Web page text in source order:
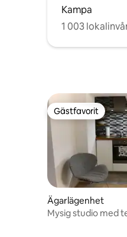
Kampa
1 003
Gästfavorit
Gästfavorit
Ägarlägenhet
Mysig studio med